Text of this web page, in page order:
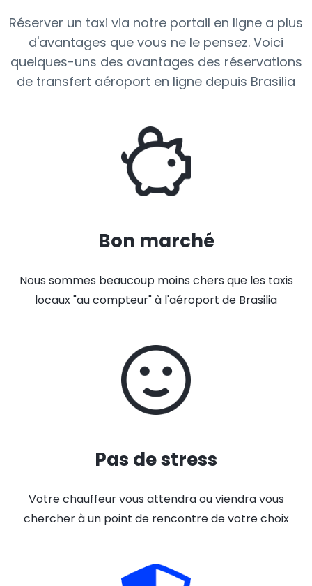
Réserver un taxi via notre portail en ligne a plus
d'avantages que vous ne le pensez. Voici
quelques-uns des avantages des réservations
de transfert aéroport en ligne depuis Brasilia
Bon marché
Nous sommes beaucoup moins chers que les taxis
locaux "au compteur" à l'aéroport de Brasilia
Pas de stress
Votre chauffeur vous attendra ou viendra vous
chercher à un point de rencontre de votre choix